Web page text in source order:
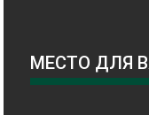
МЕСТО ДЛЯ